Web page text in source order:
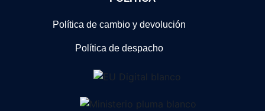
Política de cambio y devolución
Política de despacho